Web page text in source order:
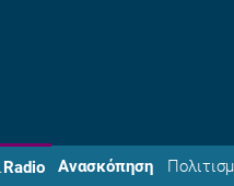
Radio Ανασκόπηση